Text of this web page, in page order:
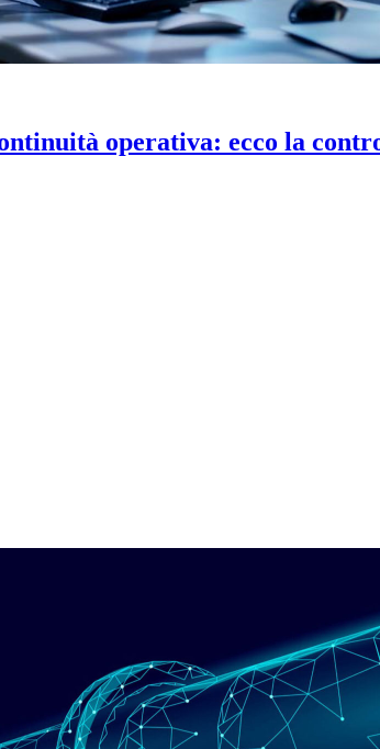
operativa: ecco la